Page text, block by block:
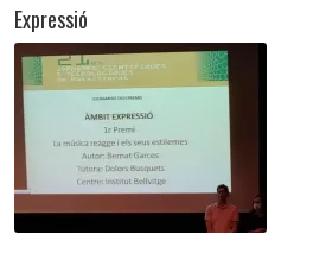
Expressió